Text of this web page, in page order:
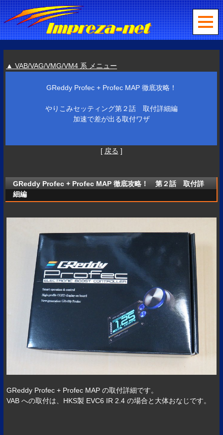
▲ VAB/VAG/VMG/VM4 系 メニュー
GReddy Profec + Profec MAP 徹底攻略！
やりこみセッティング第２話 取付詳細編
加速で差が出る取付ワザ
[ 戻る ]
GReddy Profec + Profec MAP 徹底攻略！ 第２話 取付詳
細編
GReddy Profec + Profec MAP の取付詳細です。
VAB への取付は、HKS製 EVC6 IR 2.4 の場合と大体おなじです。